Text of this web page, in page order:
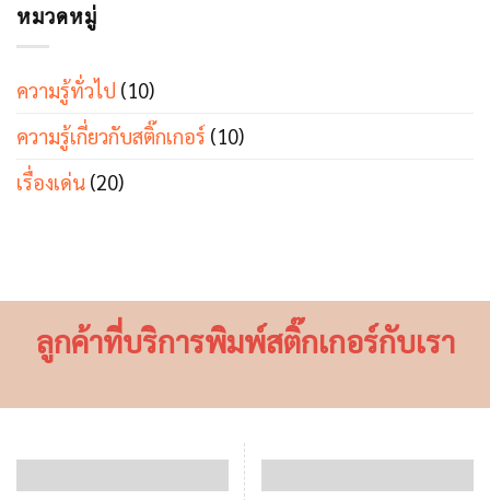
หมวดหมู่
ความรู้ทั่วไป (10)
ความรู้เกี่ยวกับสติ๊กเกอร์ (10)
เรื่องเด่น (20)
ลูกค้าที่บริการพิมพ์สติ๊กเกอร์กับเรา